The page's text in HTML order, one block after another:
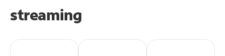
streaming